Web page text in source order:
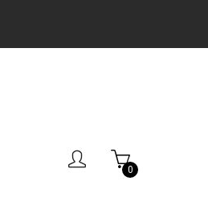
0